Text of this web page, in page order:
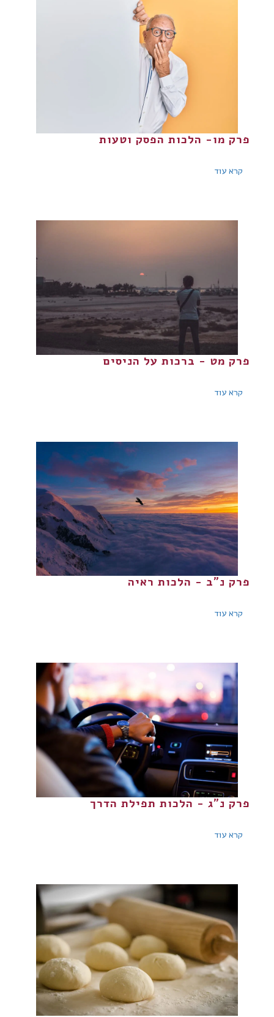
פרק מו- הלכות הפסק וטעות
קרא עוד
פרק מט - ברכות על הניסים
קרא עוד
פרק נ"ב - הלכות ראיה
קרא עוד
פרק נ"ג - הלכות תפילת הדרך
קרא עוד